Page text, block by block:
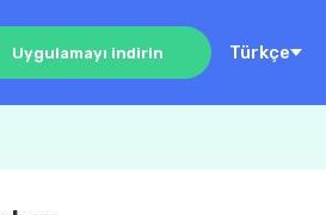
Uygulamayı indirin Türkçe